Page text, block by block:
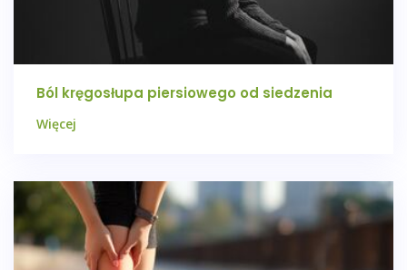
Ból kręgosłupa piersiowego od siedzenia
Więcej